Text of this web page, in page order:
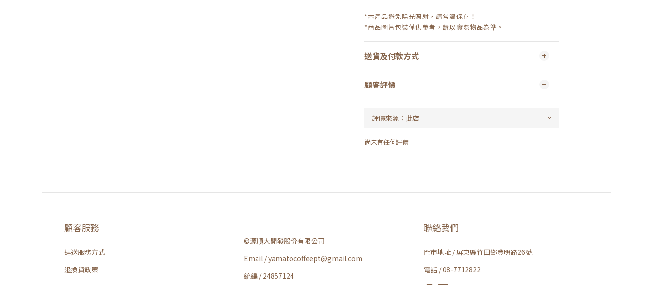
*本產品避免陽光照射，請常溫保存！
*商品圖片包裝僅供參考，請以實際物品為準。
送貨及付款方式
顧客評價
尚未有任何評價
顧客服務
運送服務方式
退換貨政策
©源順大開發股份有限公司
Email / yamatocoffeept@gmail.com
統編 / 24857124
聯絡我們
門市地址 / 屏東縣竹田鄉豐明路26號
電話 / 08-7712822